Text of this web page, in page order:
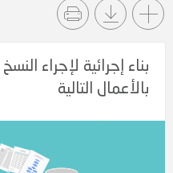
بناء إجرائية لإجراء
بالأعمال التالية